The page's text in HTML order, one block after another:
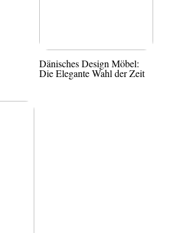
Dänisches Design Möbel:
Die Elegante Wahl der Zeit